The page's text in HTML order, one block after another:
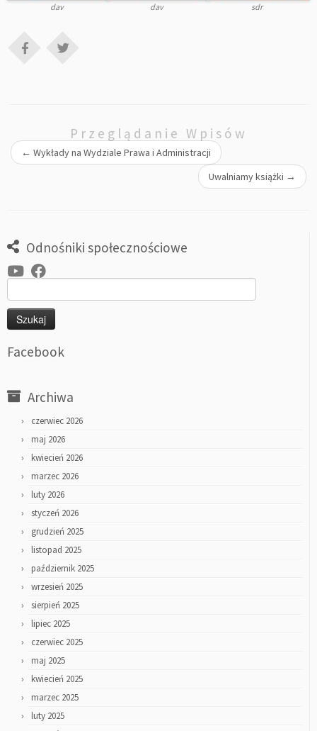
dav dav sdr
Przeglądanie Wpisów
← Wykłady na Wydziale Prawa i Administracji
Uwalniamy książki →
Odnośniki społecznościowe
Facebook
Archiwa
czerwiec 2026
maj 2026
kwiecień 2026
marzec 2026
luty 2026
styczeń 2026
grudzień 2025
listopad 2025
październik 2025
wrzesień 2025
sierpień 2025
lipiec 2025
czerwiec 2025
maj 2025
kwiecień 2025
marzec 2025
luty 2025